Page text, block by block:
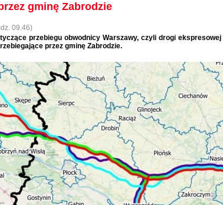
gminę Zabrodzie
09.46)
przebiegu obwodnicy Warszawy, czyli drogi
przez gminę Zabrodzie.